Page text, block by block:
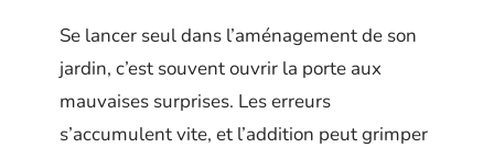
Se lancer seul dans l’aménagement de son
jardin, c’est souvent ouvrir la porte aux
mauvaises surprises. Les erreurs
s’accumulent vite, et l’addition peut grimper